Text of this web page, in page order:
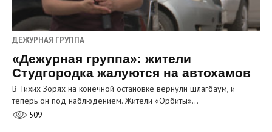
ДЕЖУРНАЯ ГРУППА
«Дежурная группа»: жители
Студгородка жалуются на автохамов
В Тихих Зорях на конечной остановке вернули шлагбаум, и
теперь он под наблюдением. Жители «Орбиты»…
509